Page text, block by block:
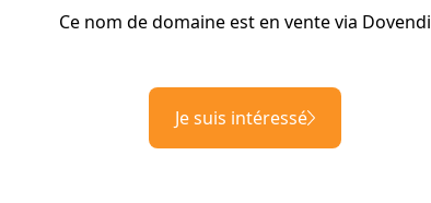
Ce nom de domaine est en vente via Dovendi
Je suis intéressé